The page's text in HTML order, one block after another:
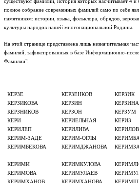
полное собрание современных фамилий само по себе
памятником: истории, языка, фольклора, обрядов,
культуры народов нашей многонациональной Родины.
На этой странице представлена лишь незначительная
фамилий, зафиксированных в базе Информационно-
Фамилии".
КЕРЗЕ КЕРЗЕНКОВ КЕРЗИК
КЕРЗИКОВА
КЕРЗИН КЕРЗИНА
КЕРЗНИКОВ
КЕРЗОН КЕРЗУМ
КЕРИ
КЕРИЕЛЬНАЯ КЕРИЗ
КЕРИЛЕП
КЕРИЛИВА КЕРИЛОВ
КЕРИМ-ЗАДЕ
КЕРИМ-ОГЛЫ
КЕРИМБЕКОВА
КЕРИМДЖАНОВА
КЕРИМИ
КЕРИМКУЛОВА
КЕРИМОВА
КЕРИМУЛАЕВ
КЕРИМХАНОВ
КЕРИМХАНОВА